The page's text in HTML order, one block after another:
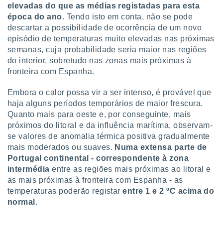
através
estudos
e
de
1199
elevadas do que as médias registadas para esta
época do ano. Tendo isto em conta, não se pode
descartar a possibilidade de ocorrência de um novo
episódio de temperaturas muito elevadas nas próximas
semanas, cuja probabilidade seria maior nas regiões
do interior, sobretudo nas zonas mais próximas à
fronteira com Espanha.
Embora o calor possa vir a ser intenso, é provável que
haja alguns períodos temporários de maior frescura.
Quanto mais para oeste e, por conseguinte, mais
próximos do litoral e da influência marítima, observam-
se valores de anomalia térmica positiva gradualmente
mais moderados ou suaves. Numa extensa parte de
Portugal continental - correspondente à zona
intermédia entre as regiões mais próximas ao litoral e
as mais próximas à fronteira com Espanha - as
temperaturas poderão registarentre 1 e 2 ºC acima do
normal .